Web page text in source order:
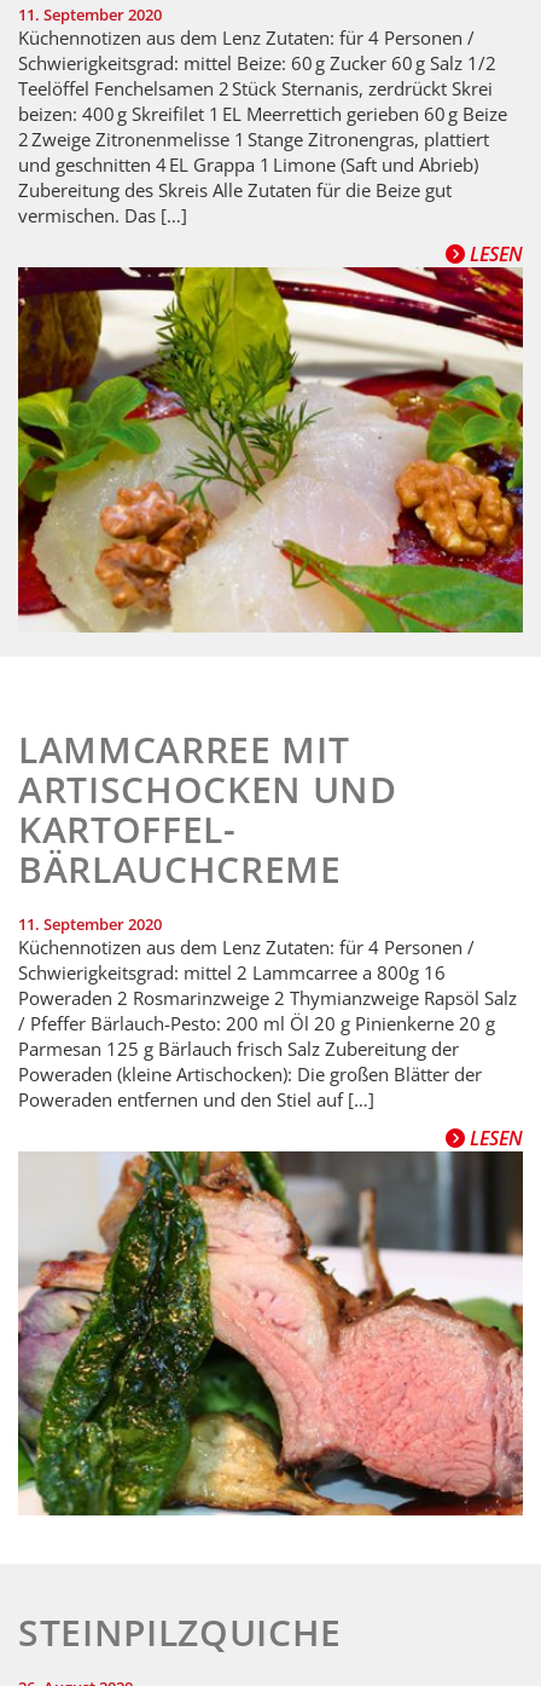
11. September 2020
Küchennotizen aus dem Lenz Zutaten: für 4 Personen /
Schwierigkeitsgrad: mittel Beize: 60 g Zucker 60 g Salz 1/2
Teelöffel Fenchelsamen 2 Stück Sternanis, zerdrückt Skrei
beizen: 400 g Skreifilet 1 EL Meerrettich gerieben 60 g Beize
2 Zweige Zitronenmelisse 1 Stange Zitronengras, plattiert
und geschnitten 4 EL Grappa 1 Limone (Saft und Abrieb)
Zubereitung des Skreis Alle Zutaten für die Beize gut
vermischen. Das […]
LESEN
LAMMCARREE MIT
ARTISCHOCKEN UND
KARTOFFEL-
BÄRLAUCHCREME
11. September 2020
Küchennotizen aus dem Lenz Zutaten: für 4 Personen /
Schwierigkeitsgrad: mittel 2 Lammcarree a 800g 16
Poweraden 2 Rosmarinzweige 2 Thymianzweige Rapsöl Salz
/ Pfeffer Bärlauch-Pesto: 200 ml Öl 20 g Pinienkerne 20 g
Parmesan 125 g Bärlauch frisch Salz Zubereitung der
Poweraden (kleine Artischocken): Die großen Blätter der
Poweraden entfernen und den Stiel auf […]
LESEN
STEINPILZQUICHE